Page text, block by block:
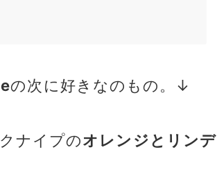
の次に好きなのもの。↓
ナイプのオレンジとリンデ